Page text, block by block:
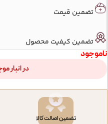
تضمین قیمت
تضمین کیفیت محصول
ناموجود
در انبار
تضمین اصالت کالا